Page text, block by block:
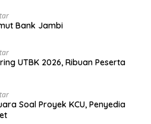
Bank Jambi
UTBK 2026, Ribuan Peserta
Soal Proyek KCU, Penyedia